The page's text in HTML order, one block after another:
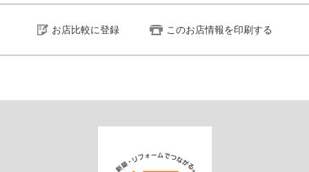
お店比較に登録 このお店情報を印刷する